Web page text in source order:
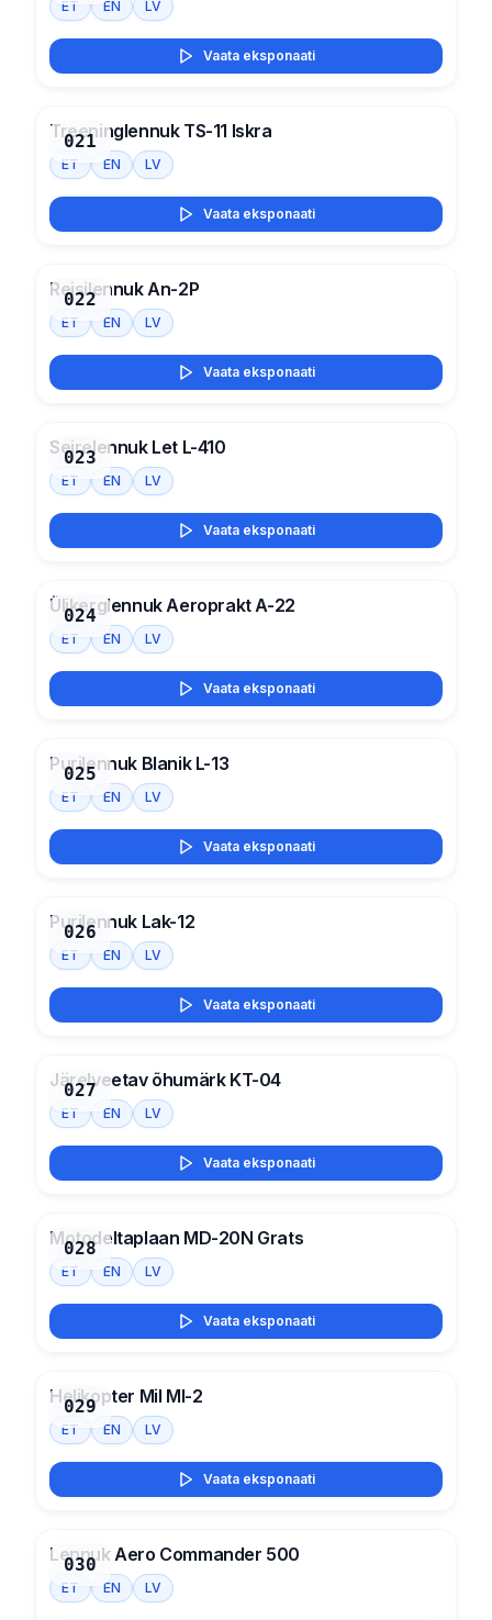
ET EN LV
Vaata eksponaati
021
Treeninglennuk TS-11 Iskra
ET EN LV
Vaata eksponaati
022
Reisilennuk An-2P
ET EN LV
Vaata eksponaati
023
Seirelennuk Let L-410
ET EN LV
Vaata eksponaati
024
Ülikerglennuk Aeroprakt A-22
ET EN LV
Vaata eksponaati
025
Purilennuk Blanik L-13
ET EN LV
Vaata eksponaati
026
Purilennuk Lak-12
ET EN LV
Vaata eksponaati
027
Järelveetav õhumärk KT-04
ET EN LV
Vaata eksponaati
028
Motodeltaplaan MD-20N Grats
ET EN LV
Vaata eksponaati
029
Helikopter Mil MI-2
ET EN LV
Vaata eksponaati
030
Lennuk Aero Commander 500
ET EN LV